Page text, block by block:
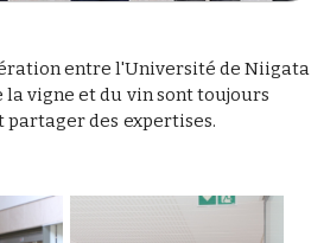
entre l'Université de Niigata
la vigne et du vin sont toujours
des expertises.